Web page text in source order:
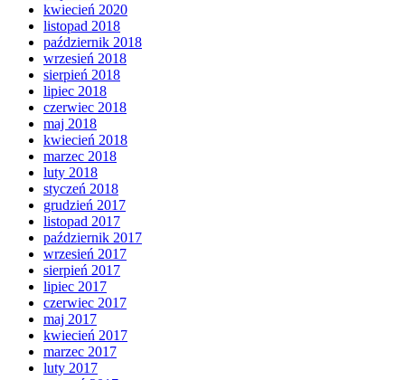
kwiecień 2020
listopad 2018
październik 2018
wrzesień 2018
sierpień 2018
lipiec 2018
czerwiec 2018
maj 2018
kwiecień 2018
marzec 2018
luty 2018
styczeń 2018
grudzień 2017
listopad 2017
październik 2017
wrzesień 2017
sierpień 2017
lipiec 2017
czerwiec 2017
maj 2017
kwiecień 2017
marzec 2017
luty 2017